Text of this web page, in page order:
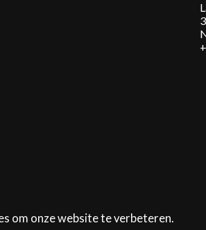
om onze website te verbeteren.